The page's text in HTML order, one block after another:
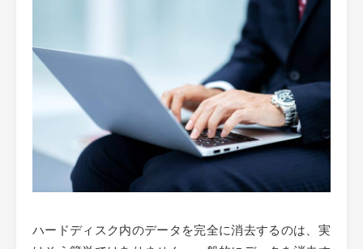
ハードディスク内のデータを完全に消去するのは、実